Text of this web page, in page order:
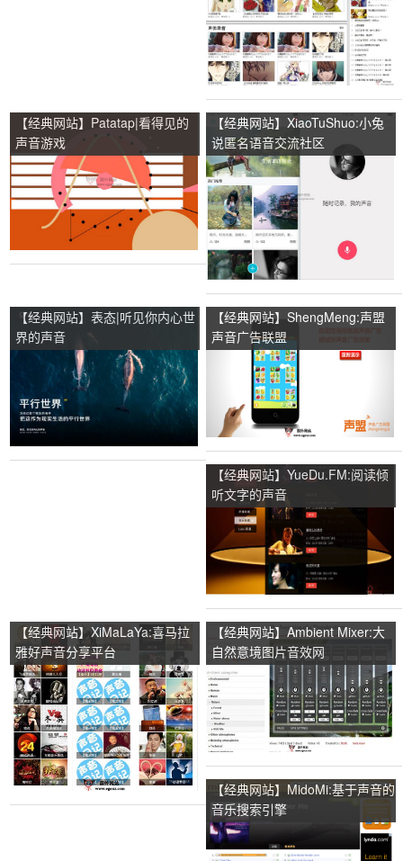
【经典网站】Patatap|看得见的
声音游戏
【经典网站】XiaoTuShuo:小兔
说匿名语音交流社区
【经典网站】表态|听见你内心世
界的声音
【经典网站】ShengMeng:声盟
声音广告联盟
【经典网站】YueDu.FM:阅读倾
听文字的声音
【经典网站】XiMaLaYa:喜马拉
雅好声音分享平台
【经典网站】Ambient Mixer:大
自然意境图片音效网
【经典网站】MidoMi:基于声音的
音乐搜索引擎